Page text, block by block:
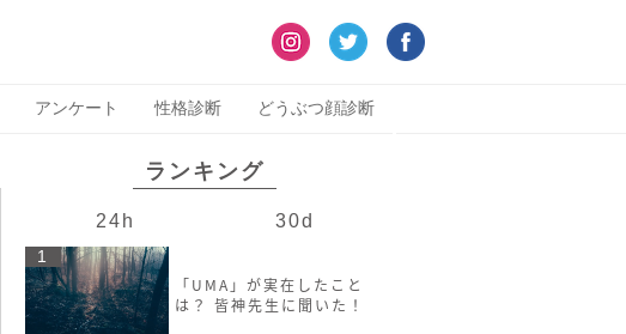
アンケート 性格診断 どうぶつ顔診断
ランキング
24h 30d
1
「UMA」が実在したこと
は？ 皆神先生に聞いた！